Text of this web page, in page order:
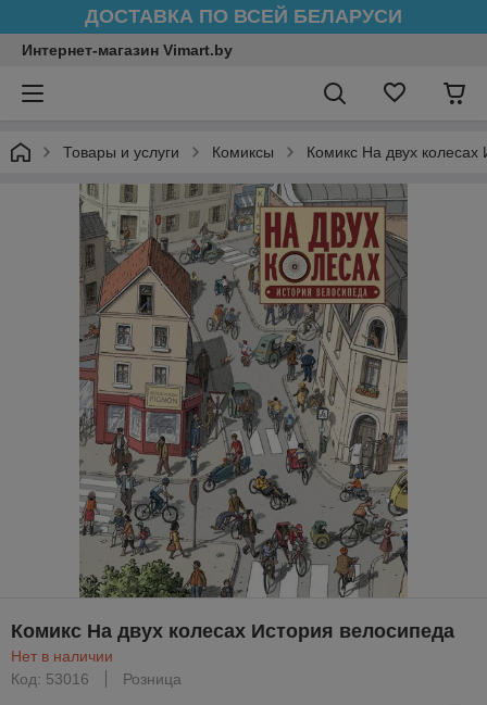
ДОСТАВКА ПО ВСЕЙ БЕЛАРУСИ
Интернет-магазин Vimart.by
Товары и услуги Комиксы Комикс На двух колесах
Комикс На двух колесах История велосипеда
Нет в наличии
Код: 53016
Розница